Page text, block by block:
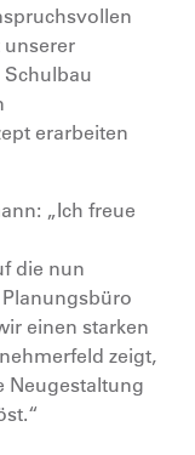
erarbeiten
„Ich freue
die nun
einen starken
zeigt,
Neugestaltung